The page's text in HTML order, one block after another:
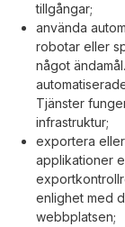
tillgångar;
använda
robotar eller
något
Tjänster
infrastruktur;
exportera
applikationer
enlighet med
webbplatsen;